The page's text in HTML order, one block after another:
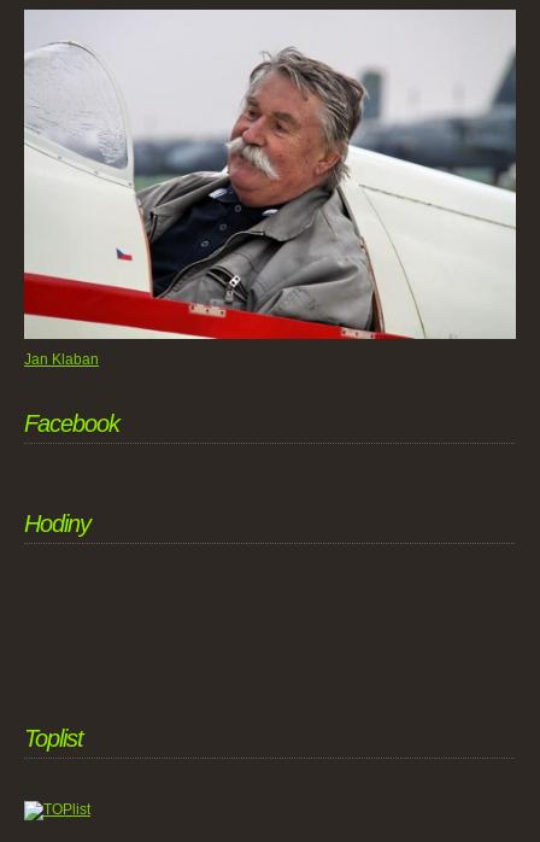
Jan Klaban
Facebook
Hodiny
Toplist